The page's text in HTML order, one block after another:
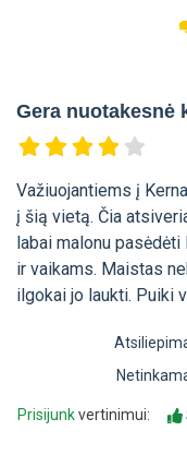
Gera nuotakesnė
Važiuojantiems į
į šią vietą. Čia
labai malonu
ir vaikams. Maistas
ilgokai jo laukti. Puiki
Prisijunkvertinimui: